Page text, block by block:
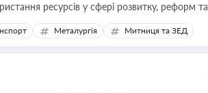
ресурсів у сфері розвитку, реформ та
Металургія Митниця та ЗЕД